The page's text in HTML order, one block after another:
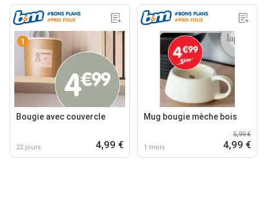
Bougie avec couvercle
22 jours 4,99 €
Mug bougie mèche bois
1 mois
5,99 €
4,99 €